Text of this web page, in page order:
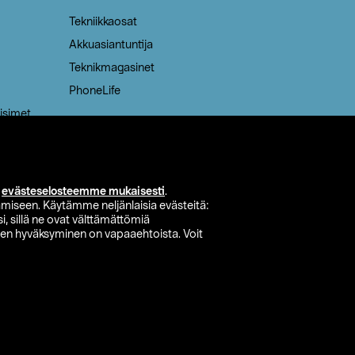
evästeselosteemme mukaisesti.
Käytämme neljänlaisia evästeitä:
sillä ne ovat välttämättömiä
hyväksyminen on vapaaehtoista. Voit
Tekniikkaosat
Akkuasiantuntija
Teknikmagasinet
PhoneLife